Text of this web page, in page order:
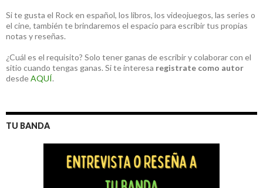
Si te gusta el Rock en español, los libros, los videojuegos, las series o
el cine, también te brindaremos el espacio para escribir tus propias
notas y reseñas.
¿Cuál es el requisito? Solo tener ganas de escribir y colaborar con el
sitio cuando tengas ganas. Si te interesa registrate como autor
desdeAQUÍ.
TU BANDA